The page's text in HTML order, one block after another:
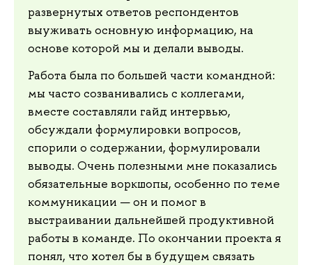
развернутых ответов респондентов
выуживать основную информацию, на
основе которой мы и делали выводы.
Работа была по большей части командной:
мы часто созванивались с коллегами,
вместе составляли гайд интервью,
обсуждали формулировки вопросов,
спорили о содержании, формулировали
выводы. Очень полезными мне показались
обязательные воркшопы, особенно по теме
коммуникации — он и помог в
выстраивании дальнейшей продуктивной
работы в команде. По окончании проекта я
понял, что хотел бы в будущем связать